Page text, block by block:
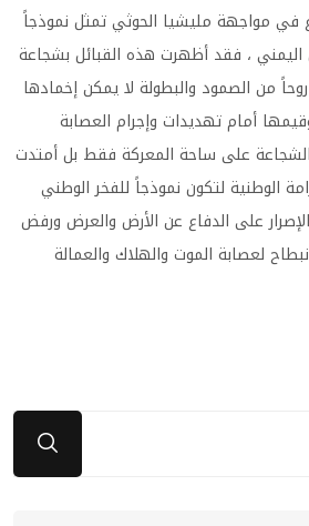
في مواجهة مليشيا الحوثي تمثل نموذجاً
اليمني ، فقد أظهرت هذه القبائل بشجاعة
من الصمود والبطولة لا يمكن إخمادها
أمام تهديدات وإجرام العصابة
على ساحة المعركة فقط بل أمتدت
الوطنية لتكون نموذجاً للفخر الوطني
على الدفاع عن الأرض والعرض ورفض
لعصابة الموت والهلاك والعمالة